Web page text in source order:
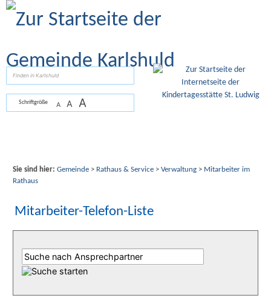
Zum Inhalt
Schriftgröße A A A
Sie sind hier: Gemeinde> Rathaus & Service> Verwaltung> Mitarbeiter im
Rathaus
Mitarbeiter-Telefon-Liste